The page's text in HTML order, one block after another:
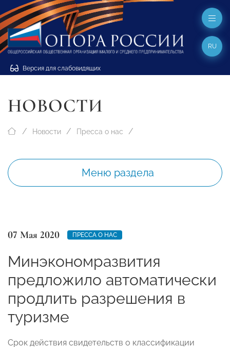
Версия для слабовидящих
RU
НОВОСТИ
Новости Пресса о нас
Меню раздела
07 Мая 2020 ПРЕССА О НАС
Минэкономразвития
предложило автоматически
продлить разрешения в
туризме
Срок действия свидетельств о классификации